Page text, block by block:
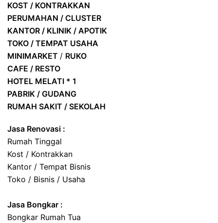
KOST / KONTRAKKAN
PERUMAHAN / CLUSTER
KANTOR / KLINIK / APOTIK
TOKO / TEMPAT USAHA
MINIMARKET / RUKO
CAFE / RESTO
HOTEL MELATI * 1
PABRIK / GUDANG
RUMAH SAKIT / SEKOLAH
Jasa Renovasi :
Rumah Tinggal
Kost / Kontrakkan
Kantor / Tempat Bisnis
Toko / Bisnis / Usaha
Jasa Bongkar :
Bongkar Rumah Tua